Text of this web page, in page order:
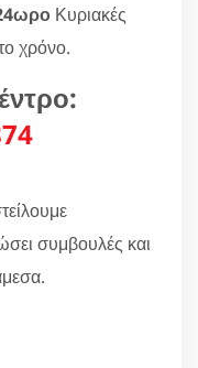
Κυριακές
χρόνο.
συμβουλές και